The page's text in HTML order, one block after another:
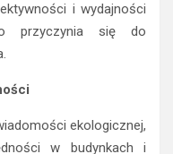
i wydajności
przyczynia się do
ekologicznej,
w budynkach i